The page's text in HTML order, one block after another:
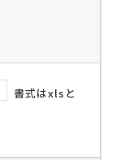
書式はxlsと